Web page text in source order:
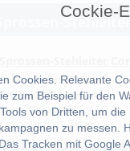
Cockie-
Cookies. Relevante
zum Beispiel für den
von Dritten, um
zu messen.
Tracken mit Google
Sprossen-
Arbeitshöhe ca. 3 m
Werkstoff Aluminium
Sprossenanzahl 2 x 6
Leiterlänge 1.78 m
Z40311